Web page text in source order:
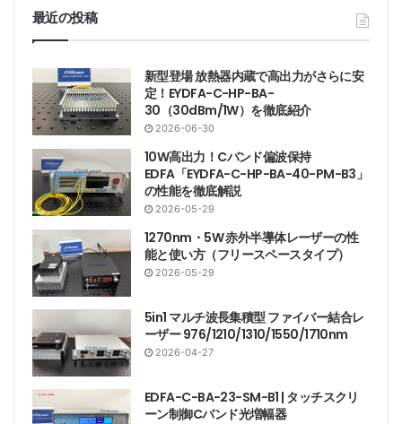
最近の投稿
新型登場 放熱器内蔵で高出力がさらに安
定！EYDFA-C-HP-BA-
30（30dBm/1W）を徹底紹介
2026-06-30
10W高出力！Cバンド偏波保持
EDFA「EYDFA-C-HP-BA-40-PM-B3」
の性能を徹底解説
2026-05-29
1270nm・5W 赤外半導体レーザーの性
能と使い方（フリースペースタイプ）
2026-05-29
5in1 マルチ波長集積型 ファイバー結合レ
ーザー 976/1210/1310/1550/1710nm
2026-04-27
EDFA-C-BA-23-SM-B1 | タッチスクリ
ーン制御Cバンド光増幅器